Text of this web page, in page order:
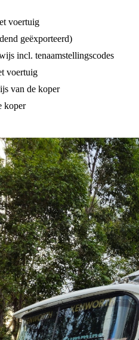
voertuig
geëxporteerd)
incl. tenaamstellingscodes
voertuig
van de koper
koper